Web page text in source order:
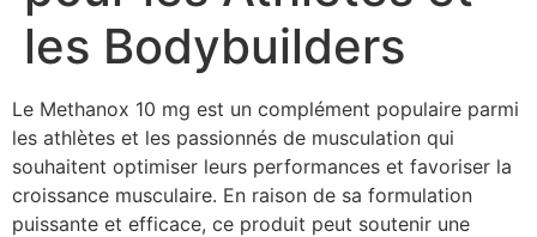
les Bodybuilders
Le Methanox 10 mg est un complément populaire parmi
les athlètes et les passionnés de musculation qui
souhaitent optimiser leurs performances et favoriser la
croissance musculaire. En raison de sa formulation
puissante et efficace, ce produit peut soutenir une